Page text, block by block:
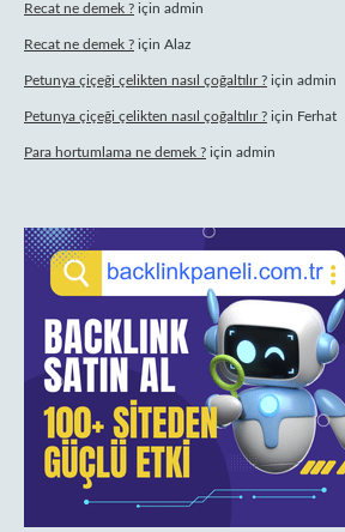
Recat ne demek ? için admin
Recat ne demek ? için Alaz
Petunya çiçeği çelikten nasıl çoğaltılır ? için admin
Petunya çiçeği çelikten nasıl çoğaltılır ? için Ferhat
Para hortumlama ne demek ? için admin